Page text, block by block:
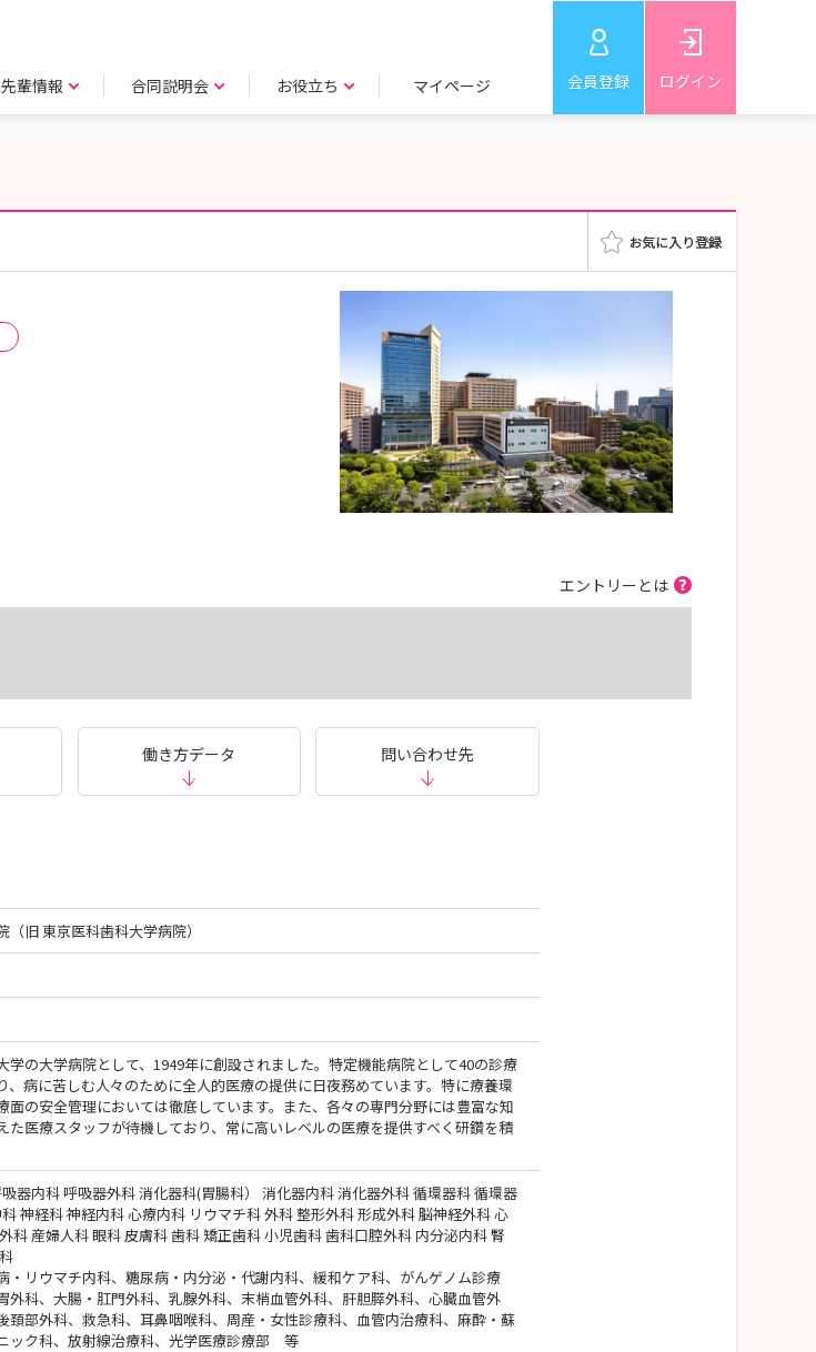
先輩情報 合同説明会 お役立ち マイページ 会員登録 ログイン
エントリーとは
働き方データ 問い合わせ先
（旧 東京医科歯科大学病院）
学の大学病院として、1949年に創設されました。特定機能病院として40の診療
、病に苦しむ人々のために全人的医療の提供に日夜務めています。特に療養環
面の安全管理においては徹底しています。また、各々の専門分野には豊富な知
た医療スタッフが待機しており、常に高いレベルの医療を提供すべく研鑽を積
器内科 呼吸器外科 消化器科(胃腸科） 消化器内科 消化器外科 循環器科 循環器
神経科 神経内科 心療内科 リウマチ科 外科 整形外科 形成外科 脳神経外科 心
科 産婦人科 眼科 皮膚科 歯科 矯正歯科 小児歯科 歯科口腔外科 内分泌内科 腎
・リウマチ内科、糖尿病・内分泌・代謝内科、緩和ケア科、がんゲノム診療
外科、大腸・肛門外科、乳腺外科、末梢血管外科、肝胆膵外科、心臓血管外
頚部外科、救急科、耳鼻咽喉科、周産・女性診療科、血管内治療科、麻酔・蘇
ック科、放射線治療科、光学医療診療部 等